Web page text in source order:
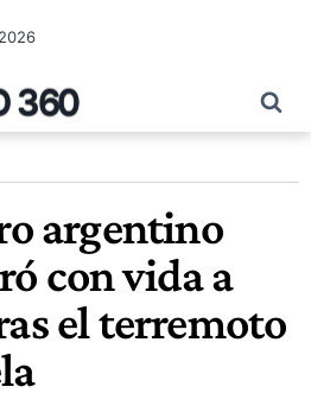
360
argentino
con vida a
el terremoto